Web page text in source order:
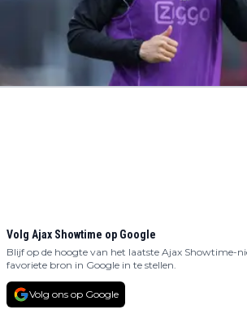
Volg Ajax Showtime op Google
Blijf op de hoogte van het laatste Ajax Showtime-
favoriete bron in Google in te stellen.
Volg ons op Google